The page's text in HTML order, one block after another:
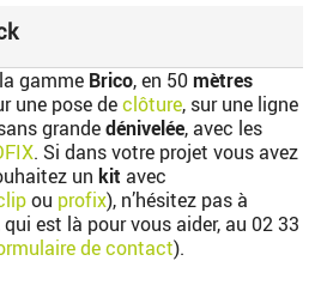
gamme Brico, en 50mètres
une pose declôture, sur une ligne
grandedénivelée, avec les
. Si dans votre projet vous avez
un kit avec
ou profix), n’hésitez pas à
est là pour vous aider, au 02 33
de contact).